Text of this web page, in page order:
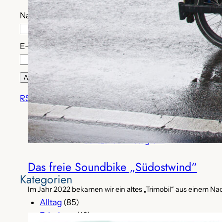
Das freie Soundbike „Südostwind“
Im Jahr 2022 bekamen wir ein altes „Trimobil“ aus einem
Name (optional)
E-Mail*
RSS-Feed
adfc_tk auf Instagram
Kategorien
Alltag (85)
Erholung
(13)